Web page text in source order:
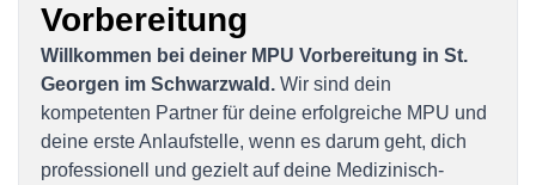
Vorbereitung
Willkommen bei deiner MPU Vorbereitung in St.
Georgen im Schwarzwald. Wir sind dein
kompetenten Partner für deine erfolgreiche MPU und
deine erste Anlaufstelle, wenn es darum geht, dich
professionell und gezielt auf deine Medizinisch-